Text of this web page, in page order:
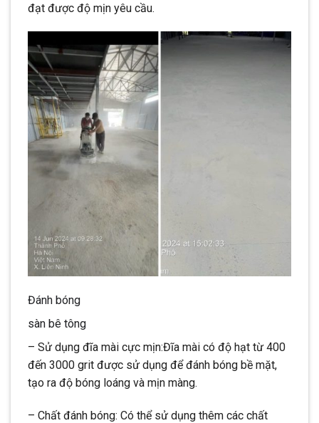
đạt được độ mịn yêu cầu.
Đánh bóng
sàn bê tông
– Sử dụng đĩa mài cực mịn:Đĩa mài có độ hạt từ 400
đến 3000 grit được sử dụng để đánh bóng bề mặt,
tạo ra độ bóng loáng và mịn màng.
– Chất đánh bóng: Có thể sử dụng thêm các chất